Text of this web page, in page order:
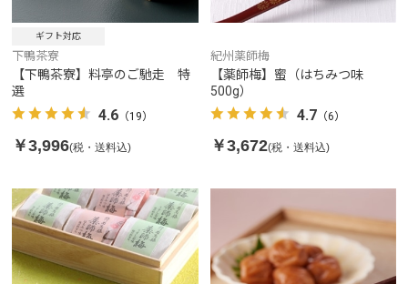
ギフト対応
下鴨茶寮
【下鴨茶寮】料亭のご馳走 特
選
4.6 （19）
￥3,996(税・送料込)
紀州薬師梅
【薬師梅】蜜（はちみつ味
500g）
4.7 （6）
￥3,672(税・送料込)